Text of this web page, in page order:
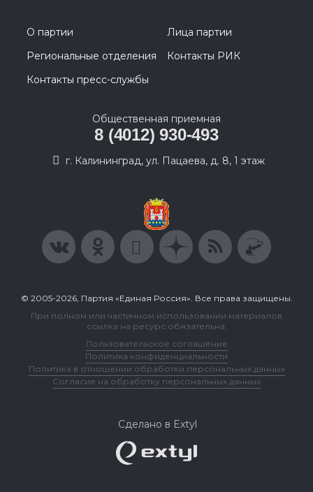
О партии
Лица партии
Региональные отделения
Контакты РИК
Контакты пресс-службы
Общественная приемная
8 (4012) 930-493
г. Калининград, ул. Пацаева, д. 8, 1 этаж
© 2005-2026, Партия «Единая Россия». Все права защищены.
При полном или частичном использовании материалов
ссылка на ресурс обязательна.
Пользовательское соглашение
Политика конфиденциальности
Политика в отношении обработки персональных данных
Согласие на обработку персональных данных
Сделано в Extyl